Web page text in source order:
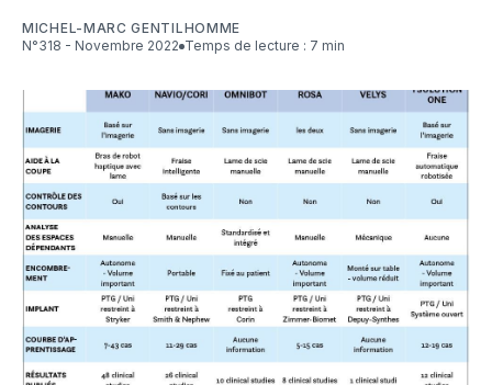
MICHEL-MARC GENTILHOMME
N°318 - Novembre 2022
Temps de lecture : 7 min